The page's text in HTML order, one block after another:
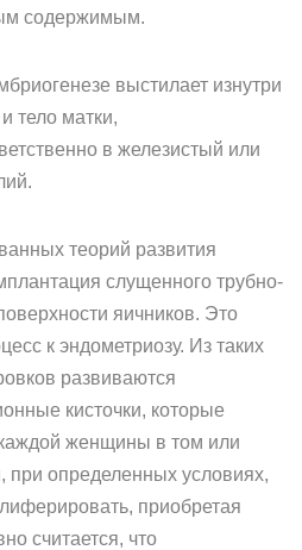
содержимым.
выстилает изнутри
тело матки,
в железистый или
теорий развития
слущенного трубно-
яичников. Это
к эндометриозу. Из таких
развиваются
кисточки, которые
женщины в том или
при определенных условиях,
приобретая
считается, что